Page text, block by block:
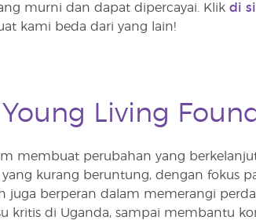
murni dan dapat dipercayai. Klik di
kami beda dari yang lain!
Living
membuat perubahan yang
kurang beruntung, dengan fokus
juga berperan dalam memerangi
kritis di Uganda, sampai membantu